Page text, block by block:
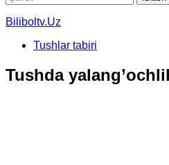
Biliboltv.Uz
Tushlar tabiri
Tushda